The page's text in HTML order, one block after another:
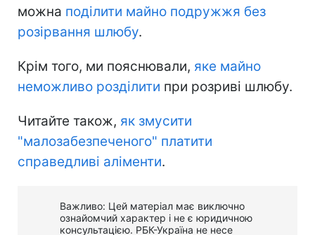
можна поділити майно подружжя без
розірвання шлюбу.
Крім того, ми пояснювали, яке майно
неможливо розділити при розриві шлюбу.
Читайте також, як змусити
"малозабезпеченого" платити
справедливі аліменти.
Важливо: Цей матеріал має виключно
ознайомчий характер і не є юридичною
консультацією. РБК-Україна не несе